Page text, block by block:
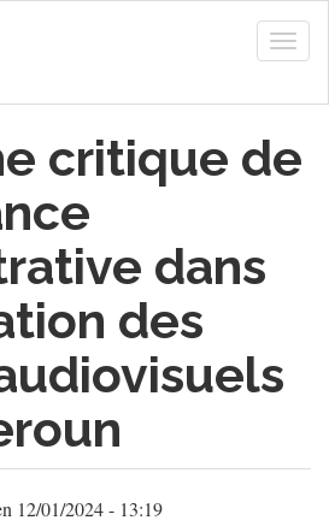
critique de
dans
des
12/01/2024 - 13:19